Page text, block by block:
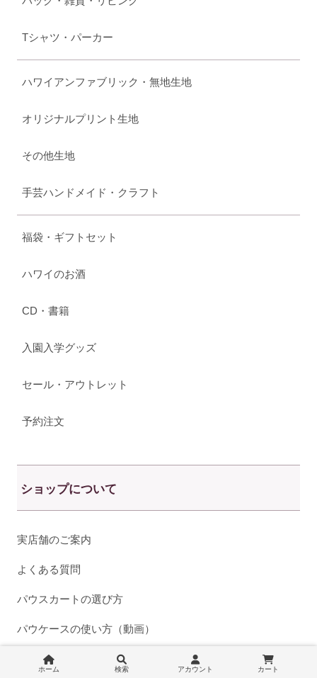
Tシャツ・パーカー
ハワイアンファブリック・無地生地
オリジナルプリント生地
その他生地
手芸ハンドメイド・クラフト
福袋・ギフトセット
ハワイのお酒
CD・書籍
入園入学グッズ
セール・アウトレット
予約注文
ショップについて
実店舗のご案内
よくある質問
パウスカートの選び方
パウケースの使い方（動画）
パウスカートのアレンジオプション
ホーム 検索 アカウント カート